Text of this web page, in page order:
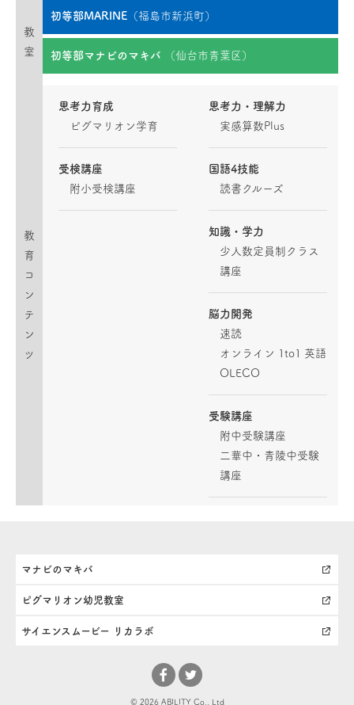
教
室
初等部MARINE （福島市新浜町）
初等部マナビのマキバ （仙台市青葉区）
教
育
コ
ン
テ
ン
ツ
思考力育成
ピグマリオン学育
受検講座
附小受検講座
思考力・理解力
実感算数Plus
国語4技能
読書クルーズ
知識・学力
少人数定員制クラス
講座
脳力開発
速読
オンライン 1to1 英語
OLECO
受験講座
附中受験講座
二華中・青陵中受験
講座
マナビのマキバ
ピグマリオン幼児教室
サイエンスムービー リカラボ
© 2026 ABILITY Co., Ltd